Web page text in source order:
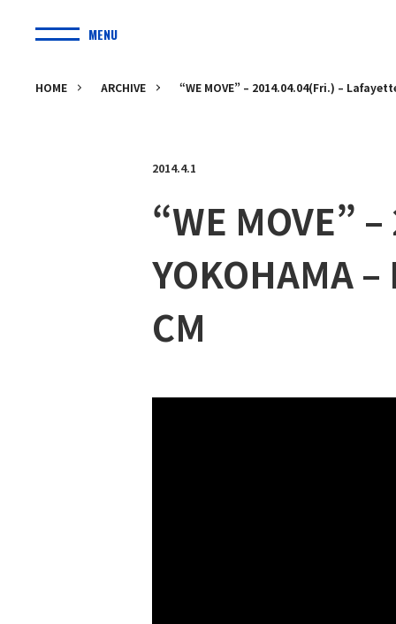
MENU
HOME ARCHIVE “WE MOVE” – 2014.04.04(Fri.) –
2014.4.1
“WE MOVE”
YOKOHAMA –
CM